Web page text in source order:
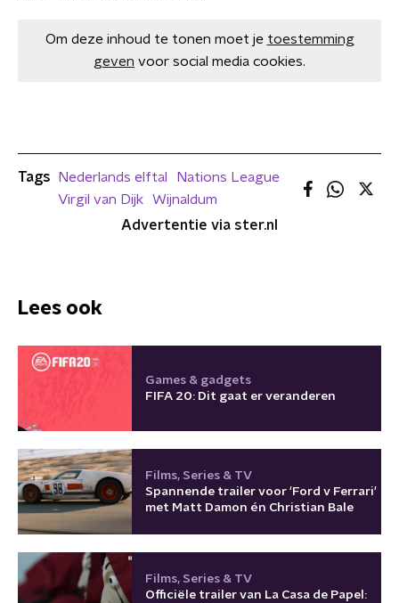
Om deze inhoud te tonen moet je toestemming
geven voor social media cookies.
Tags Nederlands elftal
Nations League
Virgil van Dijk
Wijnaldum
Advertentie via ster.nl
Lees ook
Games & gadgets
FIFA 20: Dit gaat er veranderen
Films, Series & TV
Spannende trailer voor 'Ford v Ferrari'
met Matt Damon én Christian Bale
Films, Series & TV
Officiële trailer van La Casa de Papel: